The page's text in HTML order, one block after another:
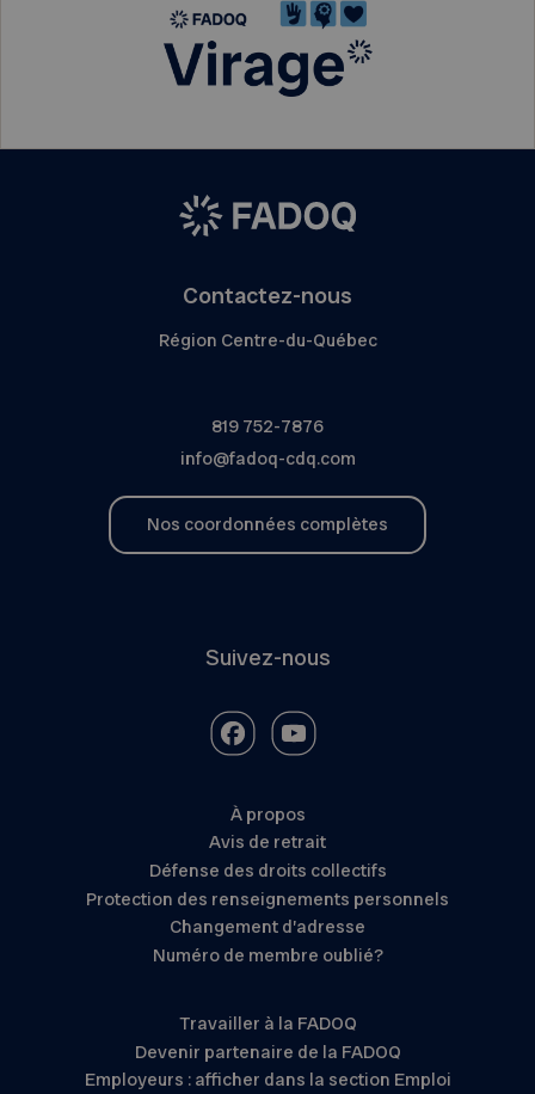
Contactez-nous
Région Centre-du-Québec
819 752-7876
info@fadoq-cdq.com
Nos coordonnées complètes
Suivez-nous
À propos
Avis de retrait
Défense des droits collectifs
Protection des renseignements personnels
Changement d’adresse
Numéro de membre oublié?
Travailler à la FADOQ
Devenir partenaire de la FADOQ
Employeurs : afficher dans la section Emploi